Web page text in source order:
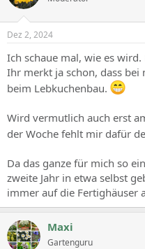
Dez 2, 2024
Ich schaue mal, wie es wird.
Ihr merkt ja schon, dass
beim Lebkuchenbau.
Wird vermutlich auch erst
der Woche fehlt mir dafür
Da das ganze für mich so
zweite Jahr in etwa selbst
immer auf die Fertighäuser
Maxi
Gartenguru